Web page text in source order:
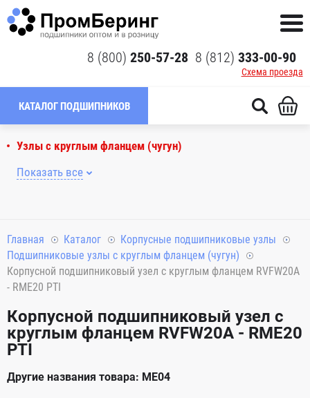
8 (800) 250-57-28 8 (812) 333-00-90
Схема проезда
КАТАЛОГ ПОДШИПНИКОВ
Узлы с круглым фланцем (чугун)
Показать все
Главная Каталог
Корпусные подшипниковые узлы
Подшипниковые узлы с круглым фланцем (чугун)
Корпусной подшипниковый узел с круглым фланцем RVFW20A
- RME20 PTI
Корпусной подшипниковый узел с
круглым фланцем RVFW20A - RME20
PTI
Другие названия товара: ME04